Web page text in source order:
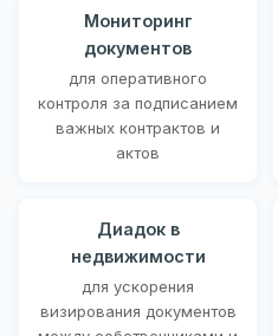
Мониторинг
документов
для оперативного
контроля за подписанием
важных контрактов и
актов
Диадок в
недвижимости
для ускорения
визирования документов